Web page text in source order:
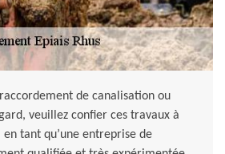
de canalisation ou
veuillez confier ces travaux à
en tant qu’une entreprise de